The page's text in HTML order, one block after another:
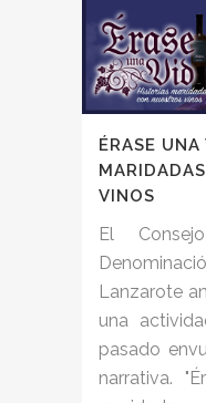
ÉRASE
VINOS
El
Lanzarote
una
pasado
narrativa.